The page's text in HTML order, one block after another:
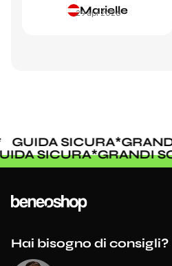
Marielle
29 apr 2026
GUIDA SICURA*
SICURA*GRANDI
Hai bisogno di consigli?